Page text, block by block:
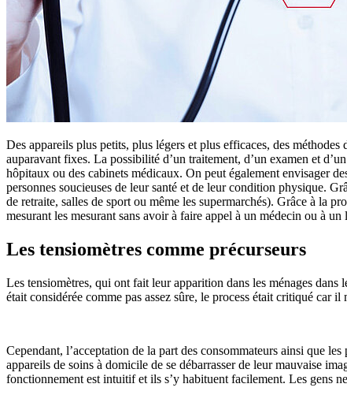
Des appareils plus petits, plus légers et plus efficaces, des
auparavant fixes. La possibilité d’un traitement, d’un examen et
hôpitaux ou des cabinets médicaux. On peut également envisager
personnes soucieuses de leur santé et de leur condition physique.
de retraite, salles de sport ou même les supermarchés). Grâce à la
mesurant les mesurant sans avoir à faire appel à un médecin ou à
Les tensiomètres comme précurseurs
Les tensiomètres, qui ont fait leur apparition dans les ménages
était considérée comme pas assez sûre, le process était critiqué car
Cependant, l’acceptation de la part des consommateurs ainsi que
appareils de soins à domicile de se débarrasser de leur mauvaise
fonctionnement est intuitif et ils s’y habituent facilement. Les gens